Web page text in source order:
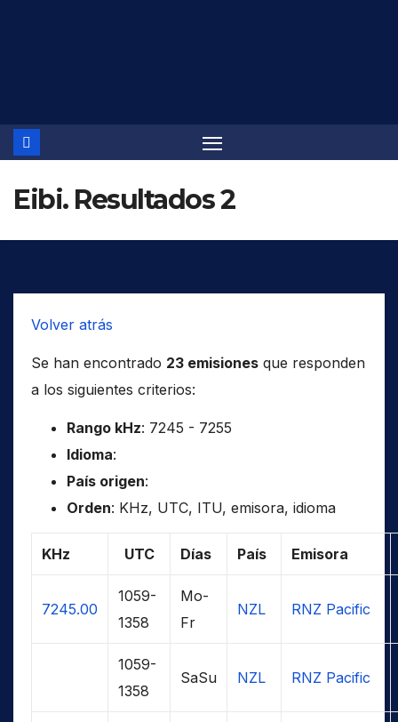
Eibi. Resultados 2
Volver atrás
Se han encontrado 23 emisiones que responden
a los siguientes criterios:
Rango kHz: 7245 - 7255
Idioma:
País origen:
Orden: KHz, UTC, ITU, emisora, idioma
KHz UTC Días País Emisora
7245.00
1059-
1358
Mo-
Fr
NZL RNZ Pacific
1059-
1358
SaSu NZL RNZ Pacific